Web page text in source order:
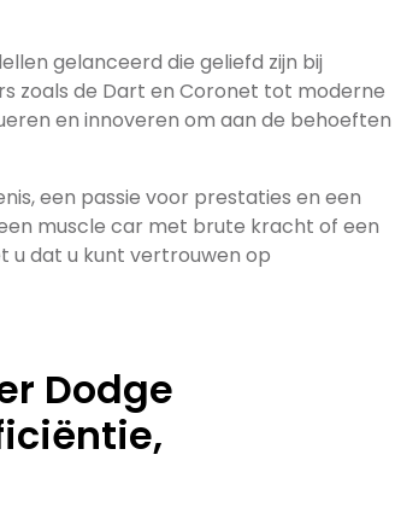
gelanceerd die geliefd zijn bij
zoals de Dart en Coronet tot moderne
en innoveren om aan de behoeften
een passie voor prestaties en een
muscle car met brute kracht of een
u dat u kunt vertrouwen op
Dodge